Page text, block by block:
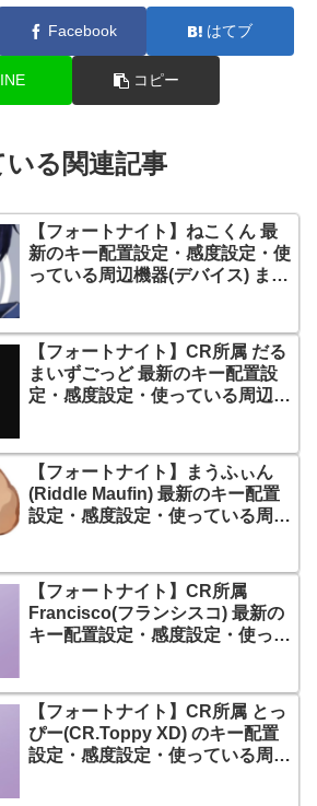
Facebook はてブ
コピー
る関連記事
【フォートナイト】ねこくん 最
新のキー配置設定・感度設定・使
っている周辺機器(デバイス) まと
【フォートナイト】CR所属 だる
まいずごっど 最新のキー配置設
定・感度設定・使っている周辺機
【フォートナイト】まうふぃん
(Riddle Maufin) 最新のキー配置
設定・感度設定・使っている周辺
【フォートナイト】CR所属
Francisco(フランシスコ) 最新の
キー配置設定・感度設定・使って
【フォートナイト】CR所属 とっ
ぴー(CR.Toppy XD) のキー配置
設定・感度設定・使っている周辺